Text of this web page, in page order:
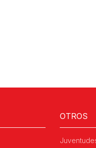
OTROS